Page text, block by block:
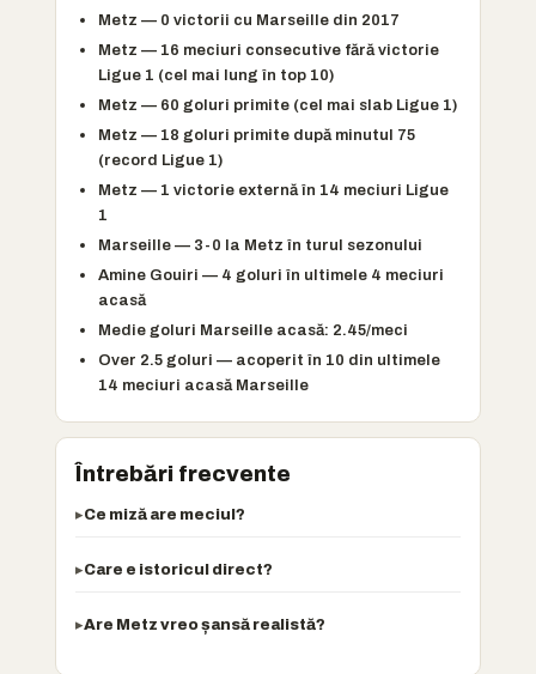
Metz — 0 victorii cu Marseille din 2017
Metz — 16 meciuri consecutive fără victorie
Ligue 1 (cel mai lung în top 10)
Metz — 60 goluri primite (cel mai slab Ligue 1)
Metz — 18 goluri primite după minutul 75
(record Ligue 1)
Metz — 1 victorie externă în 14 meciuri Ligue
1
Marseille — 3-0 la Metz în turul sezonului
Amine Gouiri — 4 goluri în ultimele 4 meciuri
acasă
Medie goluri Marseille acasă: 2.45/meci
Over 2.5 goluri — acoperit în 10 din ultimele
14 meciuri acasă Marseille
Întrebări frecvente
Ce miză are meciul?
Care e istoricul direct?
Are Metz vreo șansă realistă?